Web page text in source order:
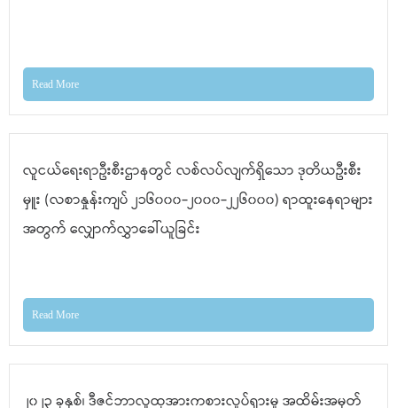
Read More
လူငယ်ရေးရာဦးစီးဌာနတွင် လစ်လပ်လျက်ရှိသော ဒုတိယဦးစီး
မှူး (လစာနှုန်းကျပ် ၂၁၆၀၀၀-၂၀၀၀-၂၂၆၀၀၀) ရာထူးနေရာများ
အတွက် လျှောက်လွှာခေါ်ယူခြင်း
Read More
၂၀၂၃ ခုနှစ်၊ ဒီဇင်ဘာလူထုအားကစားလှုပ်ရှားမှု အထိမ်းအမှတ်